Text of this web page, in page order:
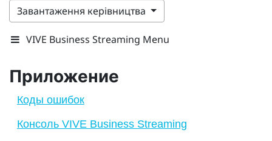
Завантаження керівництва
VIVE Business Streaming Menu
Приложение
Коды ошибок
Консоль VIVE Business Streaming